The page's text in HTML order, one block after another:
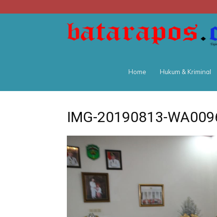
Home Hukum & Kriminal
IMG-20190813-